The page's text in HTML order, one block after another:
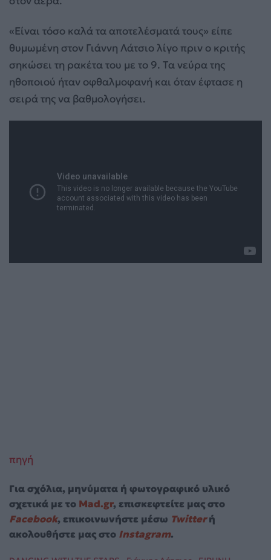
«Είναι τόσο καλά τα αποτελέσματά τους» είπε
θυμωμένη στον Γιάννη Λάτσιο λίγο πριν ο κριτής
σηκώσει τη ρακέτα του με το 9. Τα νεύρα της
ηθοποιού ήταν οφθαλμοφανή και όταν έφτασε η
σειρά της να βαθμολογήσει.
πηγή
Για σχόλια, μηνύματα ή φωτογραφικό υλικό
σχετικά με το Mad.gr, επισκεφτείτε μας στο
Facebook, επικοινωνήστε μέσω Twitterή
ακολουθήστε μας στο Instagram.